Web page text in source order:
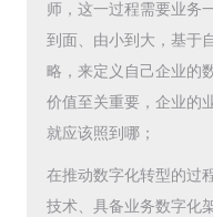
师，这一过程需要业务
到面、由小到大，基于
略，来定义自己企业的
价值至关重要，企业的
就应该照到哪；
在推动数字化转型的过
技术、具备业务数字化